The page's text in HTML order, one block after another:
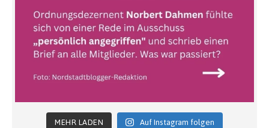
MEHR LADEN Auf Instagram folgen